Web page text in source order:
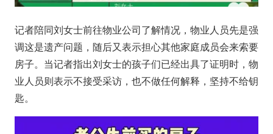
记者陪同刘女士前往物业公司了解情况，物业人员先是强
调这是遗产问题，随后又表示担心其他家庭成员会来索要
房子。当记者指出刘女士的孩子们已经出具了证明时，物
业人员则表示不接受采访，也不做任何解释，坚持不给钥
匙。